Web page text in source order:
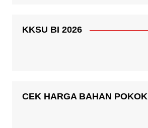
KKSU BI 2026
CEK HARGA BAHAN POKOK